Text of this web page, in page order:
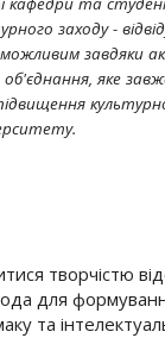
заходу -
завдяки
об'єднання, яке
творчістю
для
та